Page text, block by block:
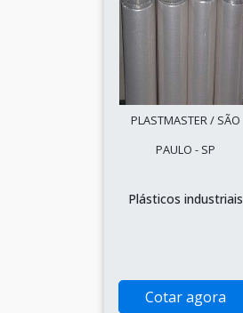
PLASTMASTER / SÃO
PAULO - SP
Plásticos industriais
Cotar agora